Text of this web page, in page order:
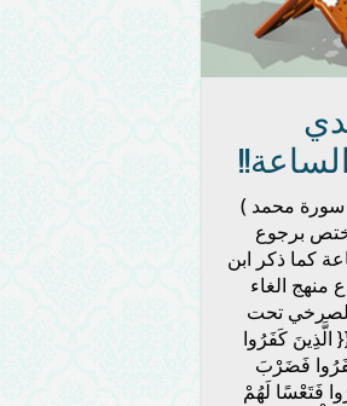
سورة محمد )
برجوع
كما ذكر ابن
منهج الغاء
الصرخي تحت
الَّذِينَ كَفَرُوا
فَضَرْبَ
فَتَعْسًا لَهُمْ